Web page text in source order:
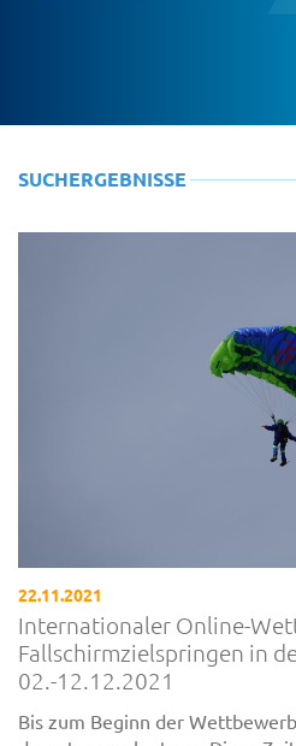
SUCHERGEBNISSE
22.11.2021
Internationaler Online-
Fallschirmzielspringen in
02.-12.12.2021
Bis zum Beginn der